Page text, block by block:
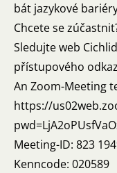
bát jazykové
Chcete se
Sledujte web
přístupového
An Zoom-Meeting
https://
Meeting-ID: 823
Kenncode: 020589